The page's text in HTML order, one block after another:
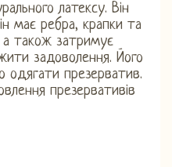
латексу. Він
має ребра, крапки та
а також затримує
задоволення. Його
одягати презерватив.
презервативів